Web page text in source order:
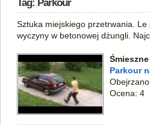
Tag: Parkour
Sztuka miejskiego przetrwania.
wyczyny w betonowej dżungli.
Śmieszne
Parkour
Ocena: 4